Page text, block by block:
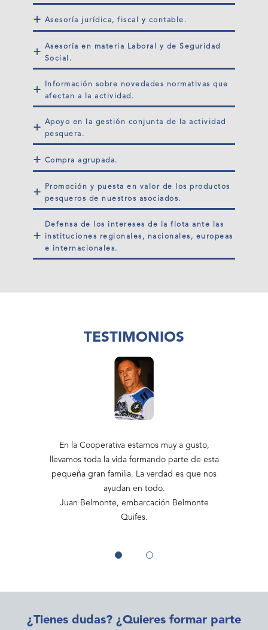
+ Asesoría jurídica, fiscal y contable.
+ Asesoría en materia Laboral y de Seguridad
Social.
+
Información sobre novedades normativas que
afectan a la actividad.
+ Apoyo en la gestión conjunta de la actividad
pesquera.
+ Compra agrupada.
+
Promoción y puesta en valor de los productos
pesqueros de nuestros asociados.
+
Defensa de los intereses de la flota ante las
instituciones regionales, nacionales, europeas
e internacionales.
TESTIMONIOS
En la Cooperativa estamos muy a gusto,
llevamos toda la vida formando parte de esta
pequeña gran familia. La verdad es que nos
ayudan en todo.
Juan Belmonte, embarcación Belmonte
Quifes.
¿Tienes dudas? ¿Quieres formar parte